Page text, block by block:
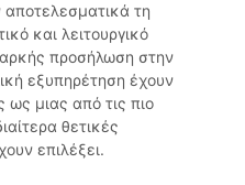
αποτελεσματικά τη
και λειτουργικό
προσήλωση στην
εξυπηρέτηση έχουν
μιας από τις πιο
θετικές
επιλέξει.